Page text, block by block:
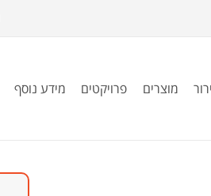
מוצרים פרויקטים מידע נוסף